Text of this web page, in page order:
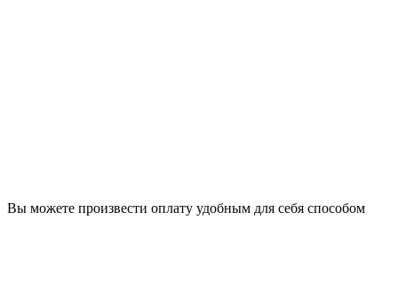
Вы можете произвести оплату удобным для себя способом